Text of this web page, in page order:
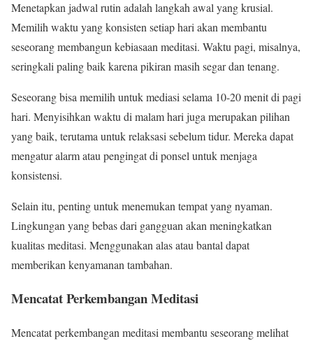
Menetapkan jadwal rutin adalah langkah awal yang krusial.
Memilih waktu yang konsisten setiap hari akan membantu
seseorang membangun kebiasaan meditasi. Waktu pagi, misalnya,
seringkali paling baik karena pikiran masih segar dan tenang.
Seseorang bisa memilih untuk mediasi selama 10-20 menit di pagi
hari. Menyisihkan waktu di malam hari juga merupakan pilihan
yang baik, terutama untuk relaksasi sebelum tidur. Mereka dapat
mengatur alarm atau pengingat di ponsel untuk menjaga
konsistensi.
Selain itu, penting untuk menemukan tempat yang nyaman.
Lingkungan yang bebas dari gangguan akan meningkatkan
kualitas meditasi. Menggunakan alas atau bantal dapat
memberikan kenyamanan tambahan.
Mencatat Perkembangan Meditasi
Mencatat perkembangan meditasi membantu seseorang melihat